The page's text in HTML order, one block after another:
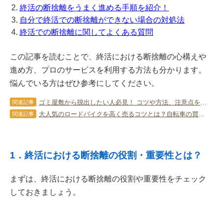
終活の断捨離をうまく進める手順を紹介！
自分で終活での断捨離ができない場合の対処法
終活での断捨離に関してよくある質問
この記事を読むことで、終活における断捨離の心構えや
進め方、プロのサービスを利用する方法も分かります。
悩んでいる方はぜひ参考にしてください。
関連記事 ゴミ屋敷から脱出したい人必見！ コツや方法、注意点を紹介します！
関連記事 大人気のロードバイクを高く売るコツとは？自転車の買取ポイント
1．終活における断捨離の役割・重要性とは？
まずは、終活における断捨離の役割や重要性をチェック
しておきましょう。